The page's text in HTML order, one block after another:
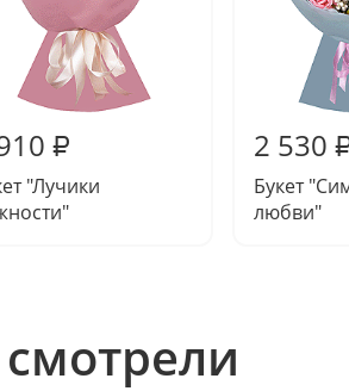
₽
"Лучики
2 530
Букет
любви"